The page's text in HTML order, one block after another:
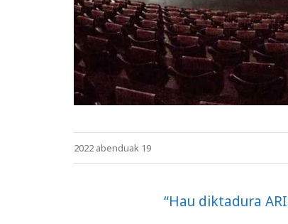
2022 abenduak 19
“Hau diktadura